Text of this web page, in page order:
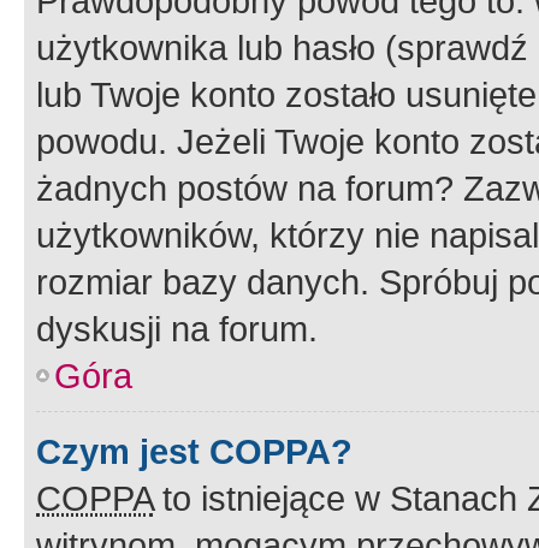
użytkownika lub hasło
lub Twoje konto zostało
powodu. Jeżeli Twoje konto
żadnych postów na forum?
użytkowników, którzy nie
rozmiar bazy danych. Spróbuj
dyskusji na forum.
Góra
Czym jest COPPA?
COPPAto istniejące w Stanach